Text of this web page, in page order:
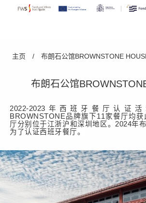
Search form
主页 / 布朗石公馆BROWNSTONE
布朗石公馆
2022-2023年 西班牙餐厅认证活
BROWNSTONE品牌旗下11家餐厅均
厅分别位于江浙沪和深圳地区。 2024年
为了认证西班牙餐厅。